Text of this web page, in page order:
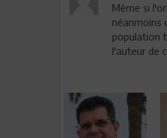
Même si
néanmoins
population
l'auteur de